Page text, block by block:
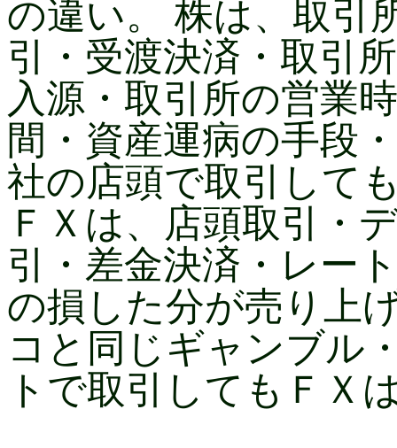
の違い。 株は、取引
引・受渡決済・取引
入源・取引所の営業
間・資産運病の手段
社の店頭で取引して
ＦＸは、店頭取引・
引・差金決済・レー
の損した分が売り上
コと同じギャンブル
トで取引してもＦＸ